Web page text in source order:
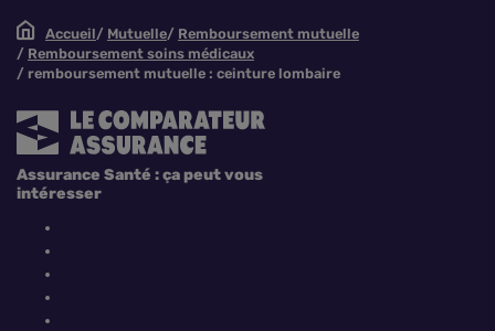
Accueil Mutuelle
Remboursement mutuelle
Remboursement soins médicaux
remboursement mutuelle : ceinture lombaire
Assurance Santé : ça peut vous
intéresser